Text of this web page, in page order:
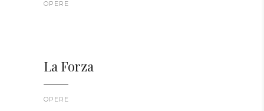
OPERE
La Forza
OPERE